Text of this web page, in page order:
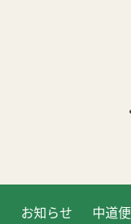
お知らせ 中道